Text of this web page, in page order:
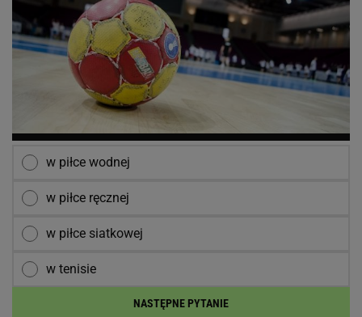
w piłce wodnej
w piłce ręcznej
w piłce siatkowej
w tenisie
NASTĘPNE PYTANIE